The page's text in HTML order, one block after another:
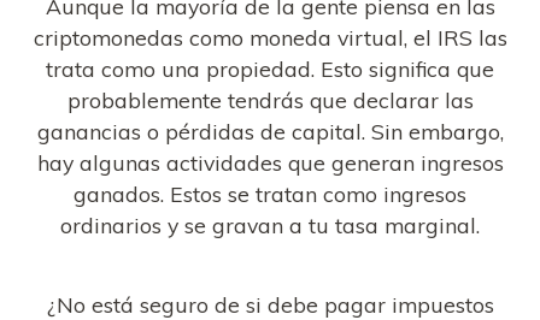
Aunque la mayoría de la gente piensa en las
criptomonedas como moneda virtual, el IRS las
trata como una propiedad. Esto significa que
probablemente tendrás que declarar las
ganancias o pérdidas de capital. Sin embargo,
hay algunas actividades que generan ingresos
ganados. Estos se tratan como ingresos
ordinarios y se gravan a tu tasa marginal.
¿No está seguro de si debe pagar impuestos